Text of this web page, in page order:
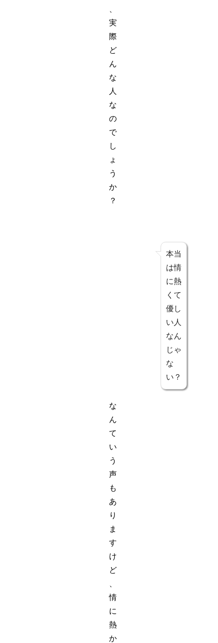
実
際
ど
ん
な
人
な
の
で
し
ょ
う
か
？
本当
は情
に熱
くて
優し
い人
なん
じゃ
な
い？
な
ん
て
い
う
声
も
あ
り
ま
す
け
ど
情
に
熱
か